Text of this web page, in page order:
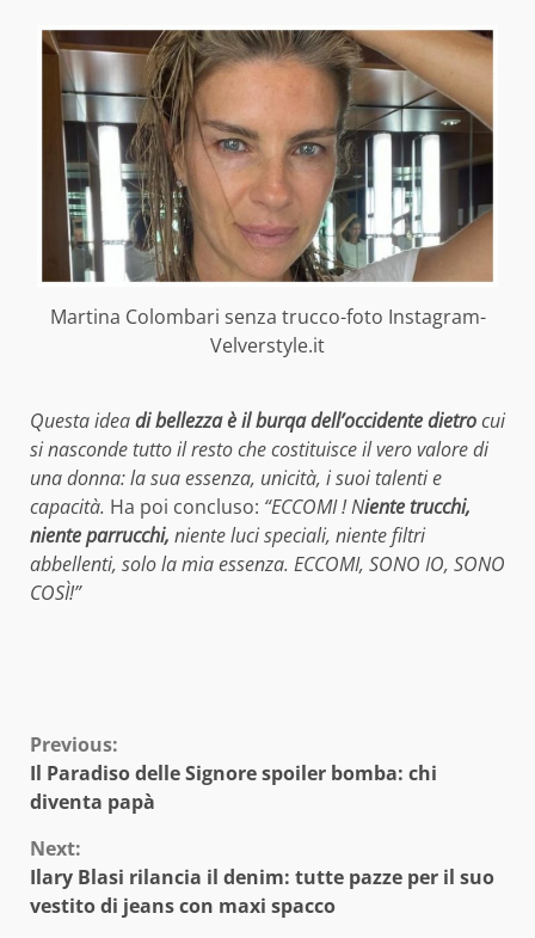
Martina Colombari senza trucco-foto Instagram-
Velverstyle.it
Questa ideadi bellezza è il burqa dell’occidente dietrocui
si nasconde tutto il resto che costituisce il vero valore di
una donna: la sua essenza, unicità, i suoi talenti e
capacità. Ha poi concluso: “ECCOMI ! Niente trucchi,
niente parrucchi, niente luci speciali, niente filtri
abbellenti, solo la mia essenza. ECCOMI, SONO IO, SONO
COSÌ!”
Continue
Reading
Previous:
Il Paradiso delle Signore spoiler bomba: chi
diventa papà
Next:
Ilary Blasi rilancia il denim: tutte pazze per il suo
vestito di jeans con maxi spacco